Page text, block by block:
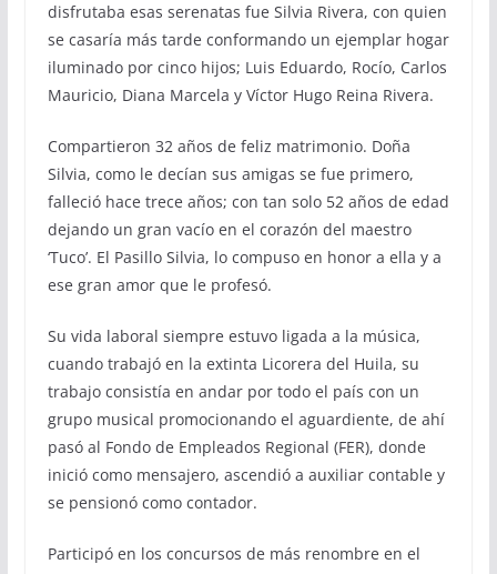
disfrutaba esas serenatas fue Silvia Rivera, con quien
se casaría más tarde conformando un ejemplar hogar
iluminado por cinco hijos; Luis Eduardo, Rocío, Carlos
Mauricio, Diana Marcela y Víctor Hugo Reina Rivera.
Compartieron 32 años de feliz matrimonio. Doña
Silvia, como le decían sus amigas se fue primero,
falleció hace trece años; con tan solo 52 años de edad
dejando un gran vacío en el corazón del maestro
‘Tuco’. El Pasillo Silvia, lo compuso en honor a ella y a
ese gran amor que le profesó.
Su vida laboral siempre estuvo ligada a la música,
cuando trabajó en la extinta Licorera del Huila, su
trabajo consistía en andar por todo el país con un
grupo musical promocionando el aguardiente, de ahí
pasó al Fondo de Empleados Regional (FER), donde
inició como mensajero, ascendió a auxiliar contable y
se pensionó como contador.
Participó en los concursos de más renombre en el